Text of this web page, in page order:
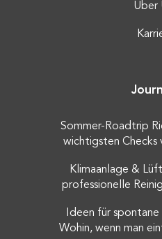
Über
Sommer-Roadtrip
wichtigsten Checks
Klimaanlage &
professionelle
Ideen für
Wohin, wenn man